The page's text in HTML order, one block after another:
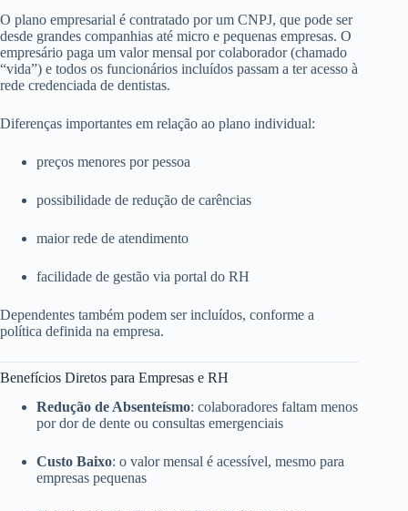
O plano empresarial é contratado por um CNPJ, que pode ser
desde grandes companhias até micro e pequenas empresas. O
empresário paga um valor mensal por colaborador (chamado
“vida”) e todos os funcionários incluídos passam a ter acesso à
rede credenciada de dentistas.
Diferenças importantes em relação ao plano individual:
preços menores por pessoa
possibilidade de redução de carências
maior rede de atendimento
facilidade de gestão via portal do RH
Dependentes também podem ser incluídos, conforme a
política definida na empresa.
Benefícios Diretos para Empresas e RH
Redução de Absenteísmo: colaboradores faltam menos
por dor de dente ou consultas emergenciais
Custo Baixo: o valor mensal é acessível, mesmo para
empresas pequenas